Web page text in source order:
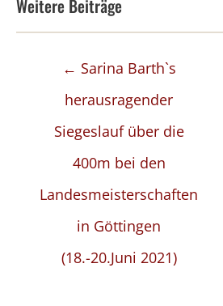
Weitere Beiträge
← Sarina Barth`s
herausragender
Siegeslauf über die
400m bei den
Landesmeisterschaften
in Göttingen
(18.-20.Juni 2021)